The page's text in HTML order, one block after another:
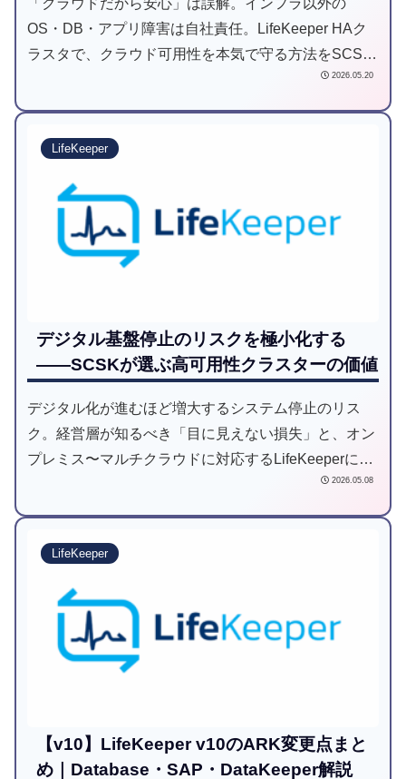
OS・DB・アプリ障害は自社責任。LifeKeeper HAク
ラスタで、クラウド可用性を本気で守る方法をSCSK
2026.05.20
LifeKeeper
デジタル基盤停止のリスクを極小化する
——SCSKが選ぶ高可用性クラスターの価値
デジタル化が進むほど増大するシステム停止のリス
ク。経営層が知るべき「目に見えない損失」と、オン
プレミス〜マルチクラウドに対応するLifeKeeperによ
2026.05.08
LifeKeeper
【v10】LifeKeeper v10のARK変更点まと
め｜Database・SAP・DataKeeper解説